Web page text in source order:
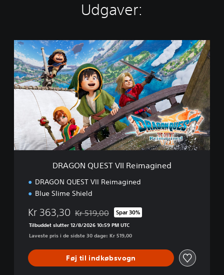
Udgaver:
D
R
A
G
O
N
T
V
DRAGON QUEST VII Reimagined
DRAGON QUEST VII Reimagined
Blue Slime Shield
Kr 363,30 Nedsat fra den normale pris på Kr 519,00
Kr 519,00 Spar 30%
Tilbuddet slutter 12/8/2026 10:59 PM UTC
Laveste pris i de sidste 30 dage: Kr 519,00
Føj til indkøbsvogn